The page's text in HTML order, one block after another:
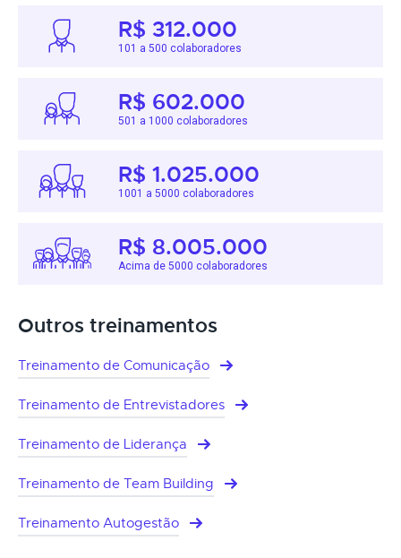
R$ 312.000
101 a 500 colaboradores
R$ 602.000
501 a 1000 colaboradores
R$ 1.025.000
1001 a 5000 colaboradores
R$ 8.005.000
Acima de 5000 colaboradores
Outros treinamentos
Treinamento de Comunicação
Treinamento de Entrevistadores
Treinamento de Liderança
Treinamento de Team Building
Treinamento Autogestão